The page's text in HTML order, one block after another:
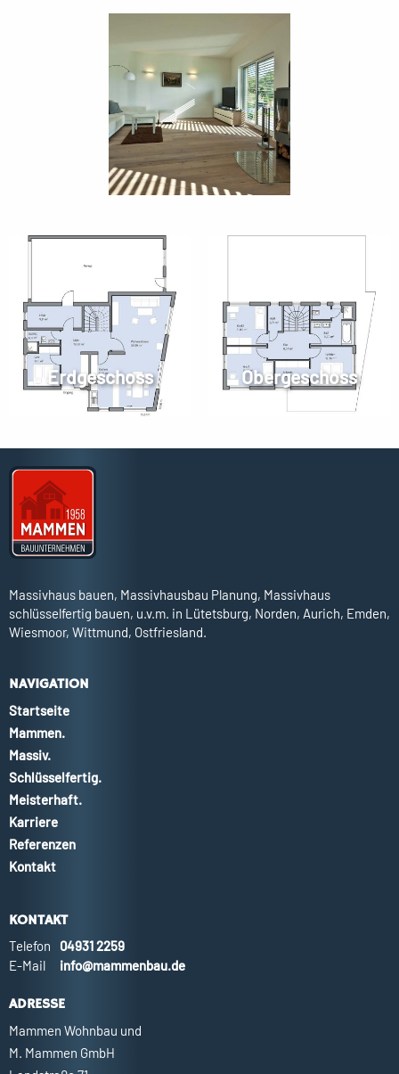
Erdgeschoss Obergeschoss
Massivhaus bauen, Massivhausbau Planung, Massivhaus
schlüsselfertig bauen, u.v.m. in Lütetsburg, Norden, Aurich, Emden,
Wiesmoor, Wittmund, Ostfriesland.
NAVIGATION
Startseite
Mammen.
Massiv.
Schlüsselfertig.
Meisterhaft.
Karriere
Referenzen
Kontakt
KONTAKT
Telefon
04931 2259
E-Mail
info@mammenbau.de
ADRESSE
Mammen Wohnbau und
M. Mammen GmbH